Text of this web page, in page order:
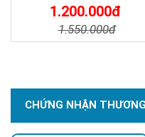
ĐƯỜNG NĂNG LƯỢNG MẶT
TRỜI 100W GIÁ RẺ - Solar
Light 100W
1.200.000đ
1.550.000đ
CHỨNG NHẬN